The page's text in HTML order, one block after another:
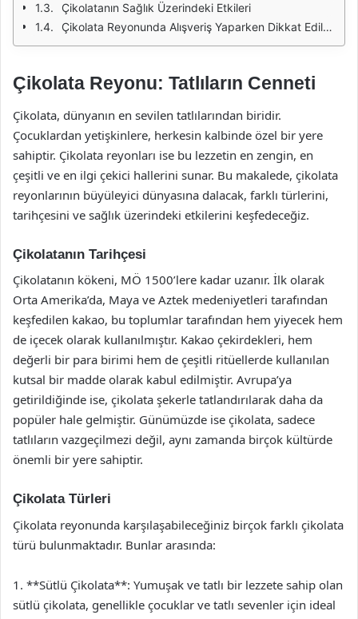
Çikolatanın Sağlık Üzerindeki Etkileri
Çikolata Reyonunda Alışveriş Yaparken Dikkat Edilmesi Gerekenler
Çikolata Reyonu: Tatlıların Cenneti
Çikolata, dünyanın en sevilen tatlılarından biridir.
Çocuklardan yetişkinlere, herkesin kalbinde özel bir yere
sahiptir. Çikolata reyonları ise bu lezzetin en zengin, en
çeşitli ve en ilgi çekici hallerini sunar. Bu makalede, çikolata
reyonlarının büyüleyici dünyasına dalacak, farklı türlerini,
tarihçesini ve sağlık üzerindeki etkilerini keşfedeceğiz.
Çikolatanın Tarihçesi
Çikolatanın kökeni, MÖ 1500’lere kadar uzanır. İlk olarak
Orta Amerika’da, Maya ve Aztek medeniyetleri tarafından
keşfedilen kakao, bu toplumlar tarafından hem yiyecek hem
de içecek olarak kullanılmıştır. Kakao çekirdekleri, hem
değerli bir para birimi hem de çeşitli ritüellerde kullanılan
kutsal bir madde olarak kabul edilmiştir. Avrupa’ya
getirildiğinde ise, çikolata şekerle tatlandırılarak daha da
popüler hale gelmiştir. Günümüzde ise çikolata, sadece
tatlıların vazgeçilmezi değil, aynı zamanda birçok kültürde
önemli bir yere sahiptir.
Çikolata Türleri
Çikolata reyonunda karşılaşabileceğiniz birçok farklı çikolata
türü bulunmaktadır. Bunlar arasında:
1. **Sütlü Çikolata**: Yumuşak ve tatlı bir lezzete sahip olan
sütlü çikolata, genellikle çocuklar ve tatlı sevenler için ideal